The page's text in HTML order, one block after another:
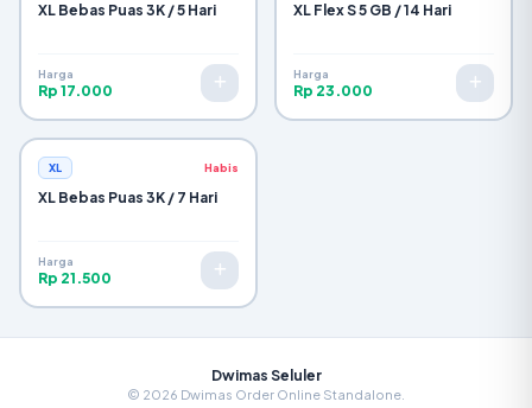
XL Bebas Puas 3K / 5 Hari
Harga
Rp 17.000
XL Flex S 5 GB / 14 Hari
Harga
Rp 23.000
XL Habis
XL Bebas Puas 3K / 7 Hari
Harga
Rp 21.500
Dwimas Seluler
© 2026 Dwimas Order Online Standalone.